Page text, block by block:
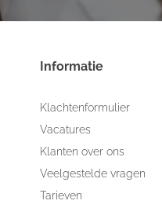
Informatie
Klachtenformulier
Vacatures
Klanten over ons
Veelgestelde vragen
Tarieven